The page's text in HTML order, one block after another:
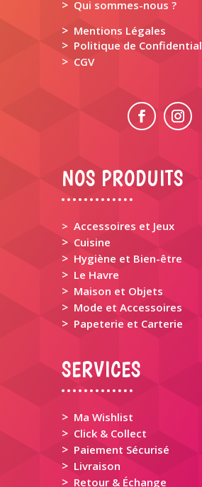
> Qui sommes-nous ?
> Mentions Légales
> Politique de
> CGV
NOS PRODUITS
> Accessoires et Jeux
> Cuisine
> Hygiène et Bien-être
> Le Havre
> Maison et Objets
> Mode et Accessoires
> Papeterie et Carterie
SERVICES
> Ma Wishlist
> Click & Collect
> Paiement Sécurisé
> Livraison
> Retour & Échange